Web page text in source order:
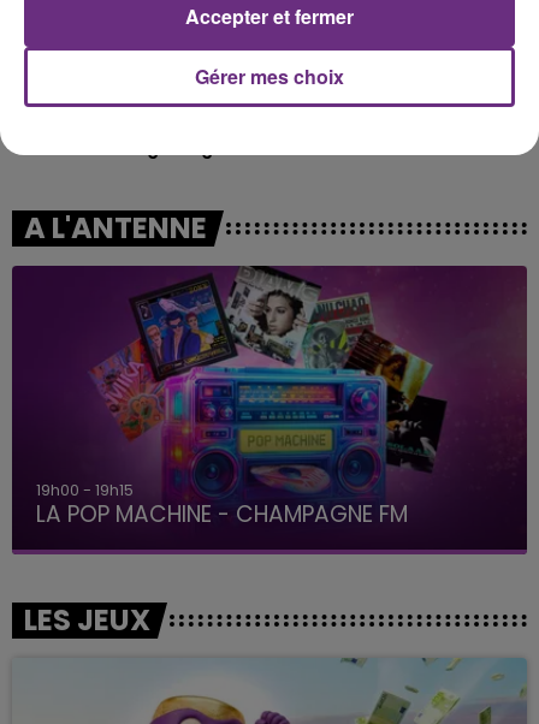
A L'ANTENNE
19h00 - 19h15
LA POP MACHINE - CHAMPAGNE FM
LES JEUX
Gérer mes choix
Accepter et fermer